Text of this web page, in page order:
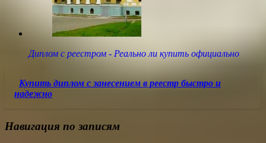
Диплом с реестром - Реально ли купить официально
Купить диплом с занесением в реестр быстро и
надежно
Навигация по записям